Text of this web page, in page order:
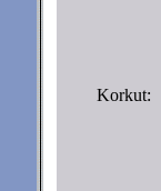
Korkut: